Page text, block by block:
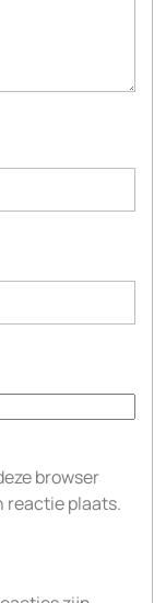
browser
reactie plaats.